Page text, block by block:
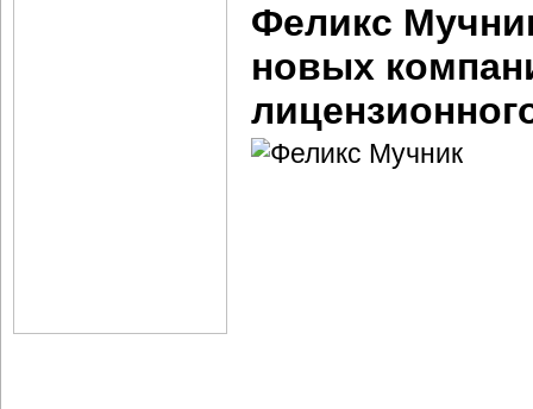
Феликс
новых